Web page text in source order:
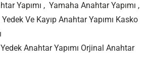
Yapımı , Yamaha Anahtar Yapımı ,
Ve Kayıp Anahtar Yapımı Kasko
Anahtar Yapımı Orjinal Anahtar